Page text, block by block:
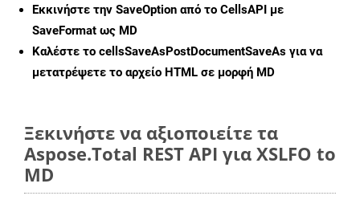
Εκκινήστε την SaveOption από το CellsAPI με
SaveFormat ως MD
Καλέστε το cellsSaveAsPostDocumentSaveAs για να
μετατρέψετε το αρχείο HTML σε μορφή MD
Ξεκινήστε να αξιοποιείτε τα
Aspose.Total REST API για XSLFO to
MD